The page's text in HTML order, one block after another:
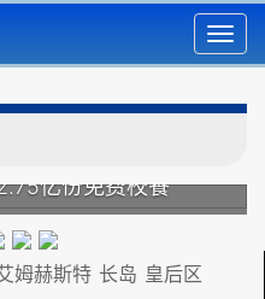
前班名额
姆赫斯特 长岛 皇后区